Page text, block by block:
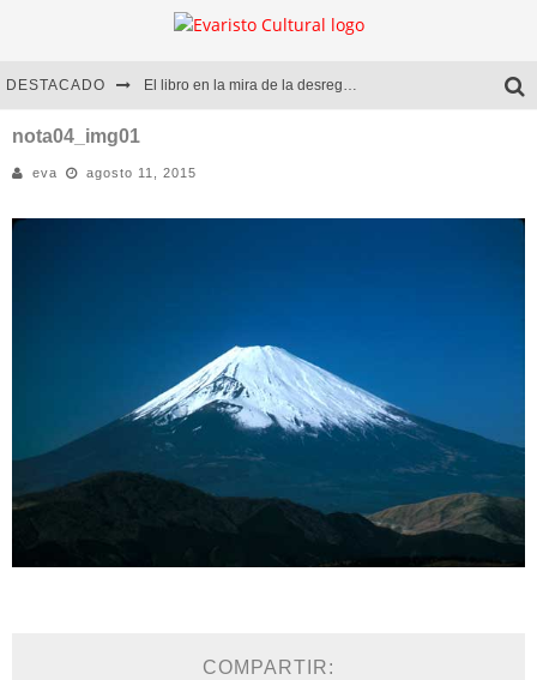
DESTACADO El libro en la mira de la desregulación
Diego Meret | Hotel Acapulco
nota04_img01
eva agosto 11, 2015
COMPARTIR: